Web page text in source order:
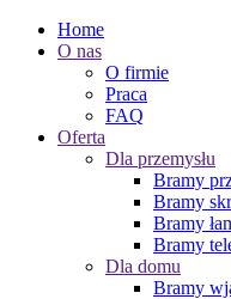
Home
O nas
O firmie
Praca
FAQ
Oferta
Dla przemysłu
Bramy
Bramy
Bramy
Bramy
Dla domu
Bramy